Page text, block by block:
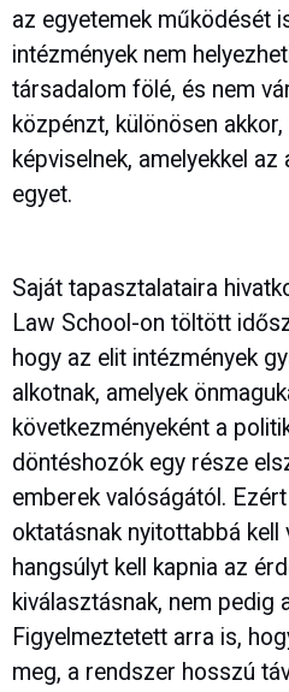
az egyetemek működését
intézmények nem
társadalom fölé, és nem
közpénzt, különösen
képviselnek, amelyekkel
egyet.
Saját tapasztalataira
Law School -on töltött
hogy az elit intézmények
alkotnak, amelyek
következményeként a
döntéshozók egy része
emberek valóságától.
oktatásnak nyitottabbá kell
hangsúlyt kell kapnia az
kiválasztásnak, nem pedig
Figyelmeztetett arra is,
meg, a rendszer hosszú